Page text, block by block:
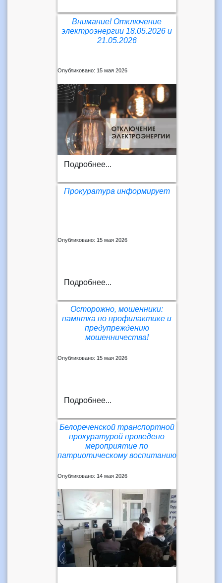
Внимание! Отключение
электроэнергии 18.05.2026 и
21.05.2026
Опубликовано: 15 мая 2026
Подробнее...
Прокуратура информирует
Опубликовано: 15 мая 2026
Подробнее...
Осторожно, мошенники:
памятка по профилактике и
предупреждению
мошенничества!
Опубликовано: 15 мая 2026
Подробнее...
Белореченской транспортной
прокуратурой проведено
мероприятие по
патриотическому воспитанию
Опубликовано: 14 мая 2026